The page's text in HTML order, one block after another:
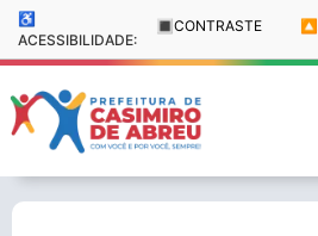
♿
ACESSIBILIDADE:
🔳 CONTRASTE 🔼